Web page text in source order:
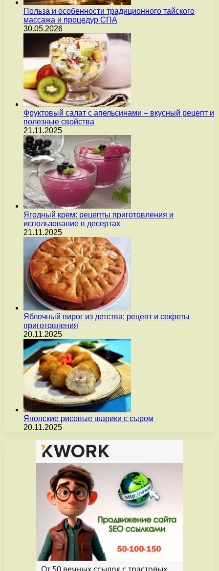
Польза и особенности традиционного тайского
массажа и процедур СПА
30.05.2026
Фруктовый салат с апельсинами – вкусный рецепт и
полезные свойства
21.11.2025
Ягодный крем: рецепты приготовления и
использование в десертах
21.11.2025
Яблочный пирог из детства: рецепт и секреты
приготовления
20.11.2025
Японские рисовые шарики с сыром
20.11.2025